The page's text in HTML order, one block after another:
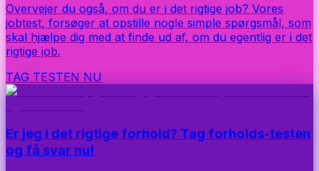
Overvejer du også, om du er i det rigtige job? Vores
jobtest, forsøger at opstille nogle simple spørgsmål, som
skal hjælpe dig med at finde ud af, om du egentlig er i det
rigtige job.
TAG TESTEN NU
Er jeg i det rigtige forhold? Tag forholds-testen
og få svar nu!